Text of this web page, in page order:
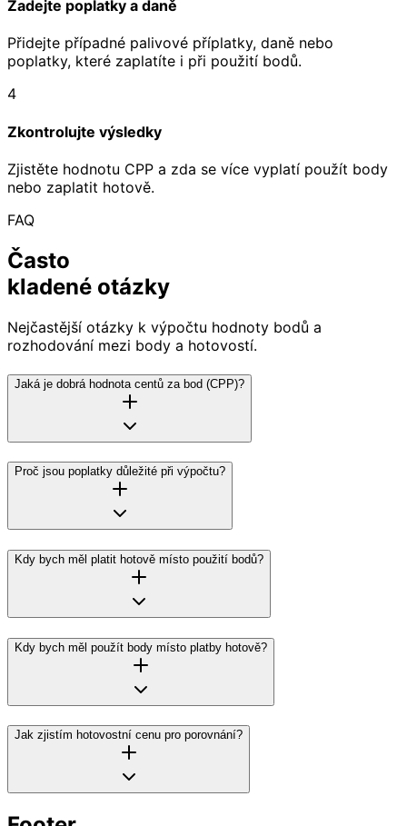
Zadejte poplatky a daně
Přidejte případné palivové příplatky, daně nebo
poplatky, které zaplatíte i při použití bodů.
4
Zkontrolujte výsledky
Zjistěte hodnotu CPP a zda se více vyplatí použít body
nebo zaplatit hotově.
FAQ
Často
kladené otázky
Nejčastější otázky k výpočtu hodnoty bodů a
rozhodování mezi body a hotovostí.
Jaká je dobrá hodnota centů za bod (CPP)?
Proč jsou poplatky důležité při výpočtu?
Kdy bych měl platit hotově místo použití bodů?
Kdy bych měl použít body místo platby hotově?
Jak zjistím hotovostní cenu pro porovnání?